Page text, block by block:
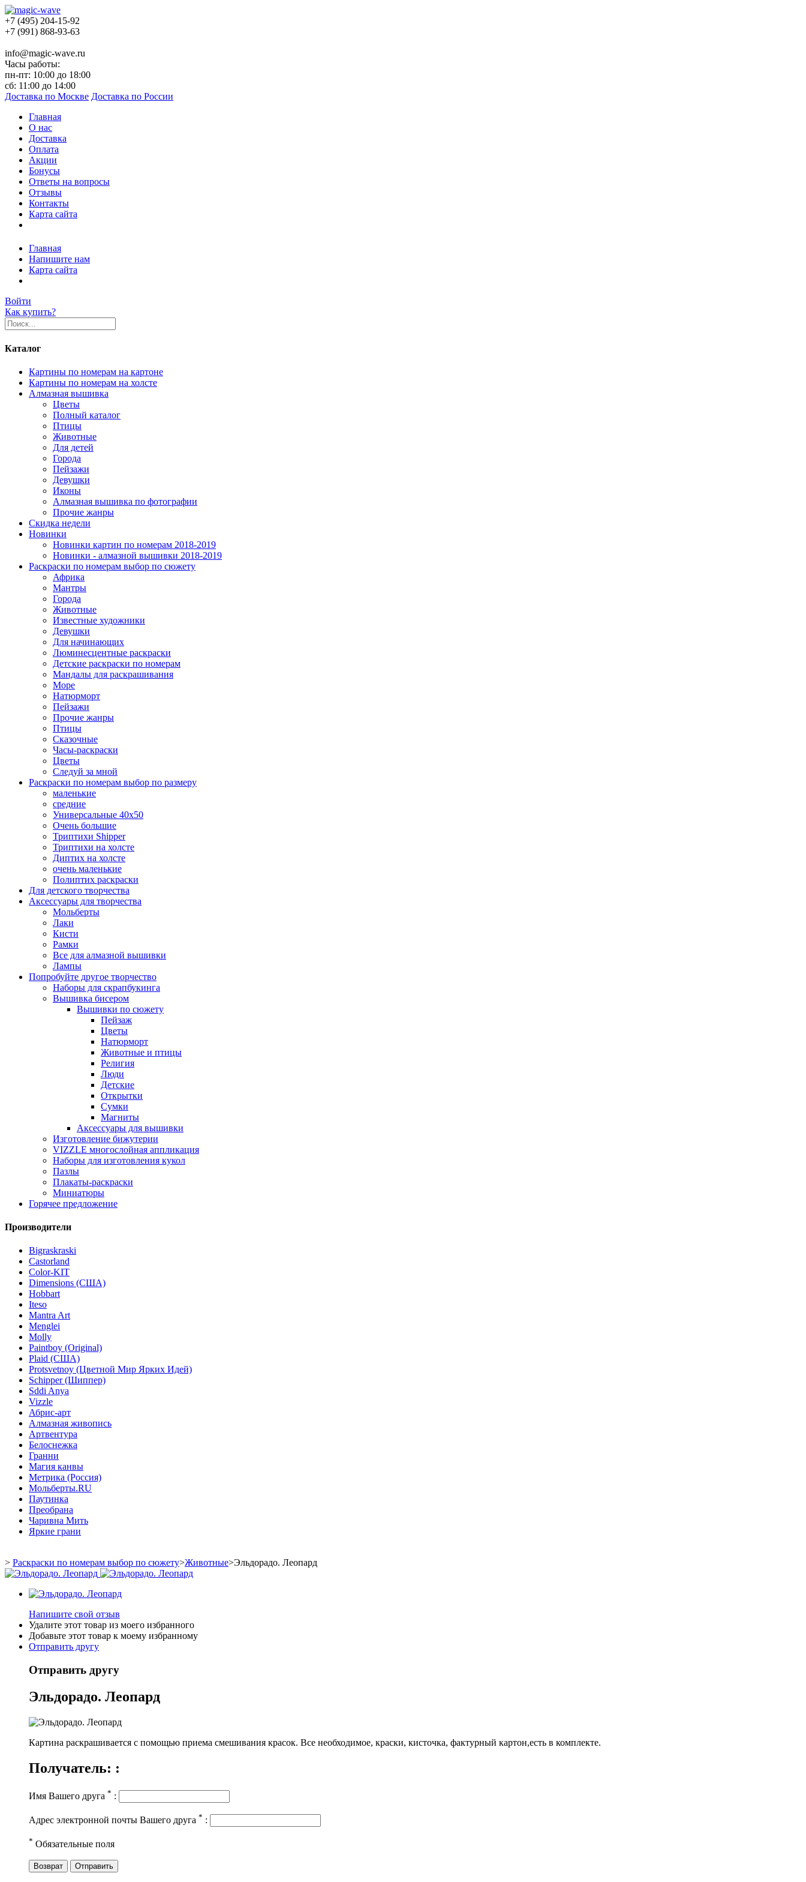
+7 (495) 204-15-92
+7 (991) 868-93-63
info@magic-wave.ru
Часы работы:
пн-пт: 10:00 до 18:00
сб: 11:00 до 14:00
Доставка по Москве Доставка по России
Главная
О нас
Доставка
Оплата
Акции
Бонусы
Ответы на вопросы
Отзывы
Контакты
Карта сайта
Главная
Напишите нам
Карта сайта
Войти
Как купить?
Каталог
Картины по номерам на картоне
Картины по номерам на холсте
Алмазная вышивка
Цветы
Полный каталог
Птицы
Животные
Для детей
Города
Пейзажи
Девушки
Иконы
Алмазная вышивка по фотографии
Прочие жанры
Скидка недели
Новинки
Новинки картин по номерам 2018-2019
Новинки - алмазной вышивки 2018-2019
Раскраски по номерам выбор по сюжету
Африка
Мантры
Города
Животные
Известные художники
Девушки
Для начинающих
Люминесцентные раскраски
Детские раскраски по номерам
Мандалы для раскрашивания
Море
Натюрморт
Пейзажи
Прочие жанры
Птицы
Сказочные
Часы-раскраски
Цветы
Следуй за мной
Раскраски по номерам выбор по размеру
маленькие
средние
Универсальные 40х50
Очень большие
Триптихи Shipper
Триптихи на холсте
Диптих на холсте
очень маленькие
Полиптих раскраски
Для детского творчества
Аксессуары для творчества
Мольберты
Лаки
Кисти
Рамки
Все для алмазной вышивки
Лампы
Попробуйте другое творчество
Наборы для скрапбукинга
Вышивка бисером
Вышивки по сюжету
Пейзаж
Цветы
Натюрморт
Животные и птицы
Религия
Люди
Детские
Открытки
Сумки
Магниты
Аксессуары для вышивки
Изготовление бижутерии
VIZZLE многослойная аппликация
Наборы для изготовления кукол
Пазлы
Плакаты-раскраски
Миниатюры
Горячее предложение
Производители
Bigraskraski
Castorland
Color-KIT
Dimensions (США)
Hobbart
Iteso
Mantra Art
Menglei
Molly
Paintboy (Original)
Plaid (США)
Protsvetnoy (Цветной Мир Ярких Идей)
Schipper (Шиппер)
Sddi Anya
Vizzle
Абрис-арт
Алмазная живопись
Артвентура
Белоснежка
Гранни
Магия канвы
Метрика (Россия)
Мольберты.RU
Паутинка
Преобрана
Чаривна Мить
Яркие грани
> Раскраски по номерам выбор по сюжету>Животные>Эльдорадо. Леопард
Напишите свой отзыв
Удалите этот товар из моего избранного
Добавьте этот товар к моему избранному
Отправить другу
Отправить другу
Эльдорадо. Леопард
Картина раскрашивается c помощью приема смешивания красок. Все необходимое, краски, кисточка, фактурный картон,есть в комплекте.
Получатель: :
Имя Вашего друга * :
Адрес электронной почты Вашего друга * :
* Обязательные поля
Возврат Отправить